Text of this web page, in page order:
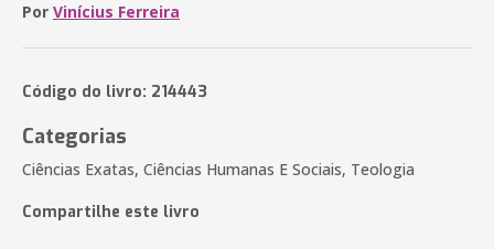
Por Vinícius Ferreira
Código do livro: 214443
Categorias
Ciências Exatas, Ciências Humanas E Sociais, Teologia
Compartilhe este livro